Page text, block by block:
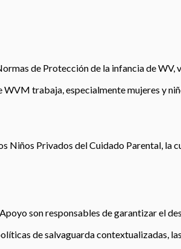
de Protección de la infancia de WV,
trabaja, especialmente mujeres y
Niños Privados del Cuidado Parental, la
son responsables de garantizar el
de salvaguarda contextualizadas,